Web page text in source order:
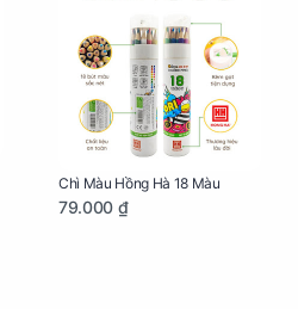
Chì Màu Hồng Hà 18 Màu
79.000 ₫